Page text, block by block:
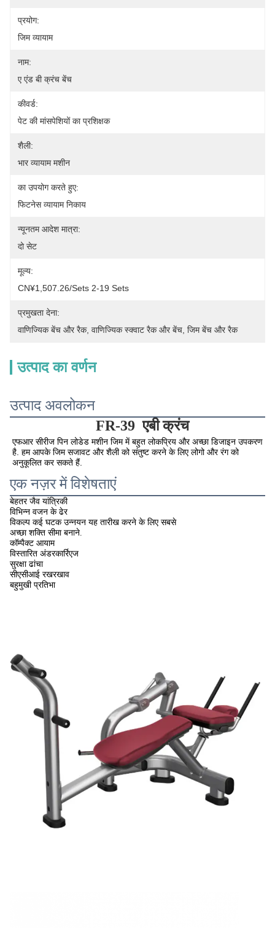
प्रयोग:
जिम व्यायाम
नाम:
ए एंड बी क्रंच बेंच
कीवर्ड:
पेट की मांसपेशियों का प्रशिक्षक
शैली:
भार व्यायाम मशीन
का उपयोग करते हुए:
फिटनेस व्यायाम निकाय
न्यूनतम आदेश मात्रा:
दो सेट
मूल्य:
CN¥1,507.26/sets 2-19 Sets
प्रमुखता देना:
वाणिज्यिक बेंच और रैक, वाणिज्यिक स्क्वाट रैक और बेंच जिम बेंच और रैक
उत्पाद का वर्णन
उत्पाद अवलोकन
FR-39 एबी क्रंच
एफआर सीरीज पिन लोडेड मशीन जिम में बहुत लोकप्रिय और अच्छा डिजाइन उपकरण
है. हम आपके जिम सजावट और शैली को संतुष्ट करने के लिए लोगो और रंग को
अनुकूलित कर सकते हैं.
एक नज़र में विशेषताएं
बेहतर जैव यांत्रिकी
विभिन्न वजन के ढेर
विकल्प कई घटक उन्नयन यह तारीख करने के लिए सबसे
अच्छा शक्ति सीमा बनाने.
कॉम्पैक्ट आयाम
विस्तारित अंडरकार्रिएज
सुरक्षा ढांचा
सीएसीआई रखरखाव
बहुमुखी प्रतिभा